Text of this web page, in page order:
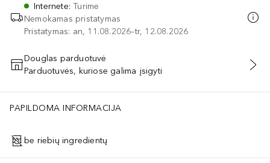
Internete:Turime
Nemokamas pristatymas
Pristatymas: an, 11.08.2026–tr, 12.08.2026
PRIDĖTI Į KREPŠELĮ
Douglas parduotuvė
Parduotuvės, kuriose galima įsigyti
PAPILDOMA INFORMACIJA
be riebių ingredientų